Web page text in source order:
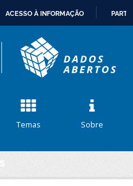
CONTEÚDO
ACESSO À INFORMAÇÃO
Temas Sobre